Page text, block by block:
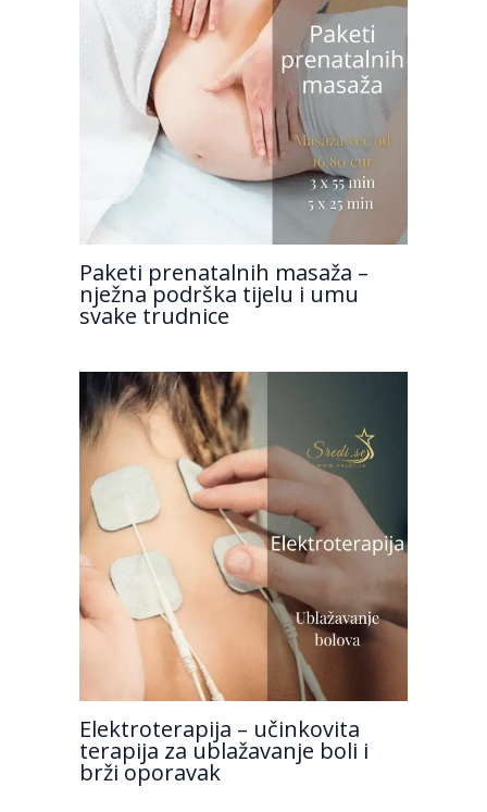
Paketi prenatalnih masaža –
nježna podrška tijelu i umu
svake trudnice
Elektroterapija – učinkovita
terapija za ublažavanje boli i
brži oporavak